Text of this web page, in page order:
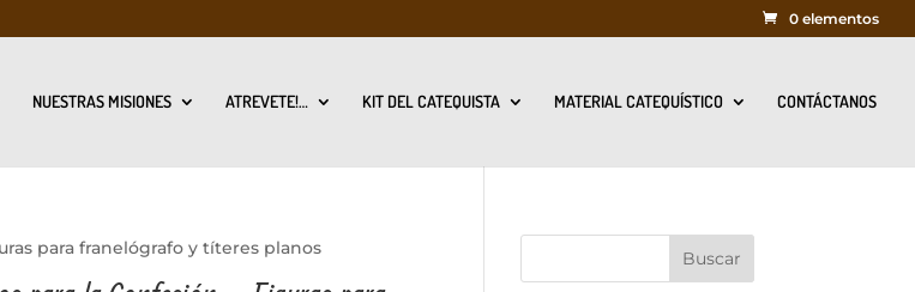
0 elementos
NUESTRAS MISIONES ATREVETE!… KIT DEL CATEQUISTA MATERIAL CATEQUÍSTICO CONTÁCTANOS
para franelógrafo y títeres planos